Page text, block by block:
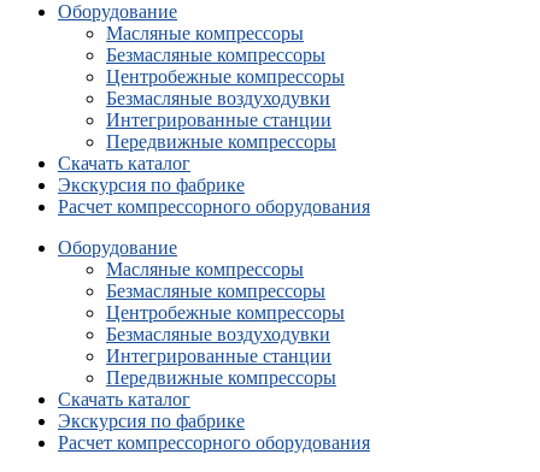
Оборудование
Масляные компрессоры
Безмасляные компрессоры
Центробежные компрессоры
Безмасляные воздуходувки
Интегрированные станции
Передвижные компрессоры
Скачать каталог
Экскурсия по фабрике
Расчет компрессорного оборудования
Оборудование
Масляные компрессоры
Безмасляные компрессоры
Центробежные компрессоры
Безмасляные воздуходувки
Интегрированные станции
Передвижные компрессоры
Скачать каталог
Экскурсия по фабрике
Расчет компрессорного оборудования